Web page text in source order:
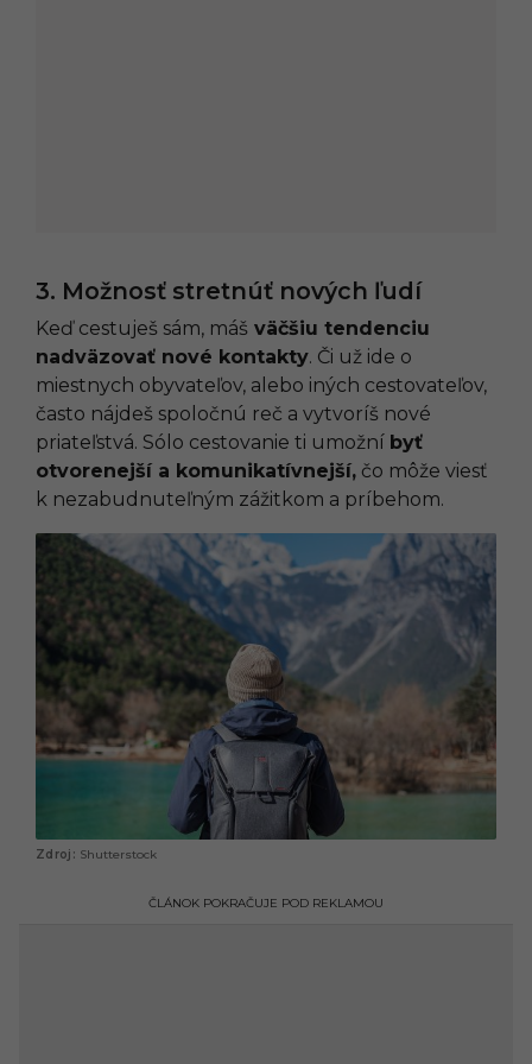
3. Možnosť stretnúť nových ľudí
Keď cestuješ sám, máš väčšiu tendenciu
nadväzovať nové kontakty. Či už ide o
miestnych obyvateľov, alebo iných cestovateľov,
často nájdeš spoločnú reč a vytvoríš nové
priateľstvá. Sólo cestovanie ti umožní byť
otvorenejší a komunikatívnejší, čo môže viesť
k nezabudnuteľným zážitkom a príbehom.
Shutterstock
ČLÁNOK POKRAČUJE POD REKLAMOU